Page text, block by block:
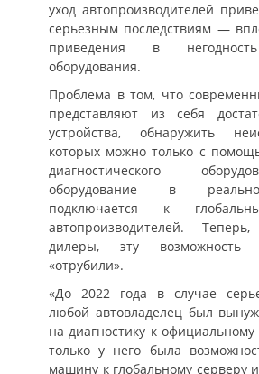
уход автопроизводителей
серьезным последствиям —
приведения в
оборудования.
Проблема в том, что
представляют из себя
устройства, обнаружить
которых можно только с
диагностического
оборудование в
подключается к
автопроизводителей.
дилеры, эту возможность
«отрубили».
«До 2022 года в случае
любой автовладелец был
на диагностику к официальному
только у него была
машину к глобальному серверу